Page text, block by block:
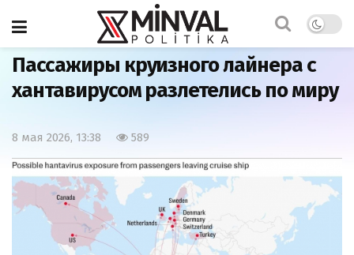
Главная
Пассажиры круизного лайнера с
хантавирусом разлетелись по миру
8 мая 2026, 13:38 589